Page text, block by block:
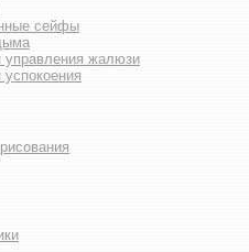
сейфы
управления жалюзи